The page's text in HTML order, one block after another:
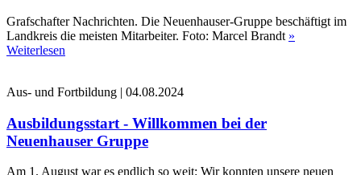
Grafschafter Nachrichten. Die Neuenhauser-Gruppe beschäftigt im
Landkreis die meisten Mitarbeiter. Foto: Marcel Brandt »
Weiterlesen
Aus- und Fortbildung | 04.08.2024
Ausbildungsstart - Willkommen bei der
Neuenhauser Gruppe
Am 1. August war es endlich so weit: Wir konnten unsere neuen